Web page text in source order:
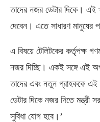
তাদের নজর ডেটার দিকে। এই
দেবেন। এতে সাধারণ মানুষের
এ বিষয়ে টেলিটকের কর্তৃপক্ষ
নজর দিচ্ছি। একই সঙ্গে এই
তাদের এবং নতুন গ্রাহককে এই
ডেটার দিকে নজর দিতে মন্ত্রী
সুবিধা যোগ হবে।’